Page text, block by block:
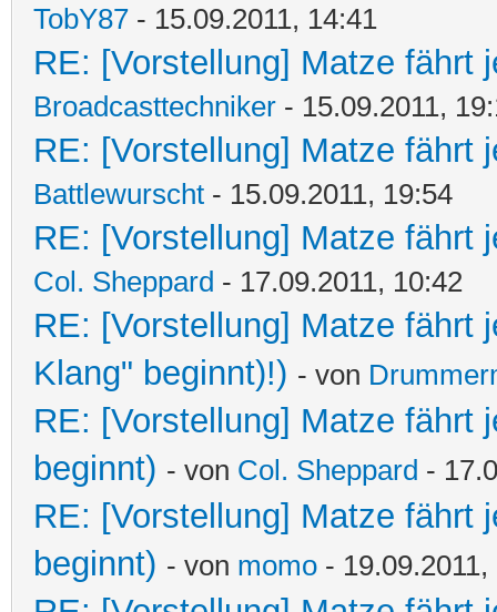
TobY87 - 15.09.2011, 14:41
RE: [Vorstellung] Matze fährt
Broadcasttechniker - 15.09.2011,
RE: [Vorstellung] Matze fährt
Battlewurscht - 15.09.2011, 19:54
RE: [Vorstellung] Matze fährt
Col. Sheppard - 17.09.2011, 10:42
RE: [Vorstellung] Matze fährt
Klang" beginnt)!) - von
RE: [Vorstellung] Matze fährt
beginnt) - von Col. Sheppard -
RE: [Vorstellung] Matze fährt
beginnt) - von momo - 19.09.2011,